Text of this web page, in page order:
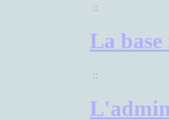
::
La
::